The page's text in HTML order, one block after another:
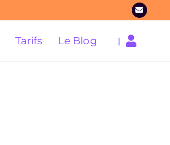
Tarifs Le Blog |